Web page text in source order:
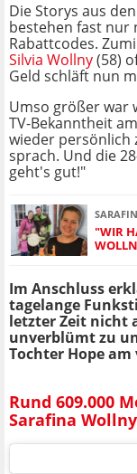
Die Storys aus
bestehen fast nur
Rabattcodes.
Silvia Wollny(58)
Geld schläft nun
Umso größer war
TV-Bekanntheit
wieder persönlich
sprach. Und die
geht's gut!"
"WIR
Im Anschluss
tagelange
letzter Zeit nicht
unverblümt zu
Tochter Hope am
Rund 609.000
Sarafina